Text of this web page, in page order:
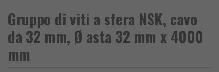
Gruppo di viti a sfera NSK, cavo
da 32 mm, Ø asta 32 mm x 4000
mm